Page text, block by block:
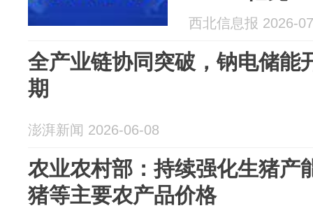
西北信息报 2026-
全产业链协同突破，钠电储能
期
澎湃新闻 2026-06-08
农业农村部：持续强化生猪产
猪等主要农产品价格